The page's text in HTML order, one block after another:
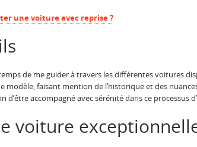
une voiture avec reprise ?
de me guider à travers les différentes voitures
faisant mention de l’historique et des
d’être accompagné avec sérénité dans ce processus
voiture